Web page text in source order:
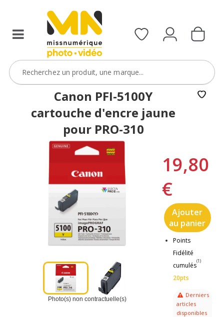
Canon PFI-5100Y
cartouche d'encre jaune
pour PRO-310
Photo(s) non contractuelle(s)
19,80
€
Ajouter
au panier
Points
Fidélité
cumulés
(1)
20pts
Derniers
articles
disponibles